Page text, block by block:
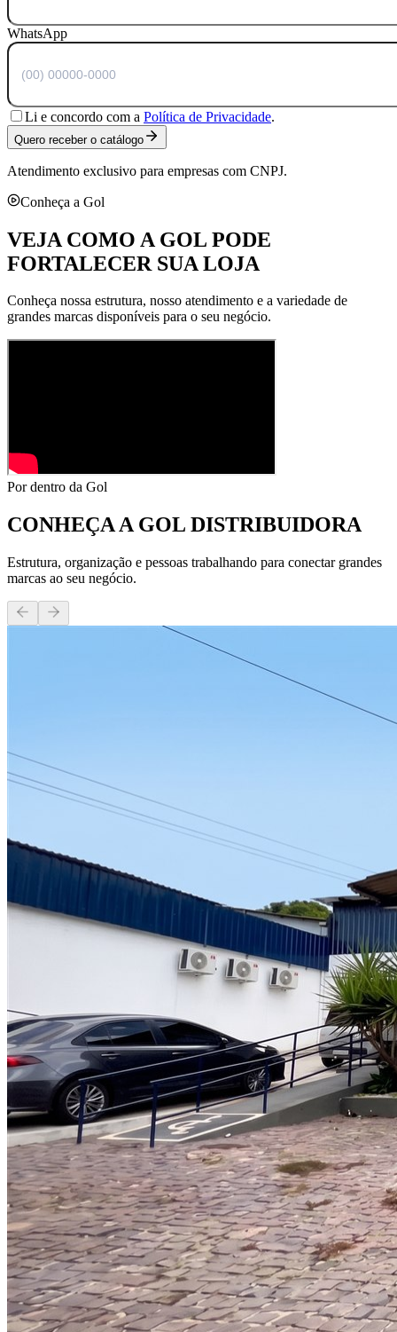
WhatsApp
Li e concordo com a Política de Privacidade.
Quero receber o catálogo
Atendimento exclusivo para empresas com CNPJ.
Conheça a Gol
VEJA COMO A GOL PODE
FORTALECER SUA LOJA
Conheça nossa estrutura, nosso atendimento e a variedade de
grandes marcas disponíveis para o seu negócio.
Por dentro da Gol
CONHEÇA AGOL DISTRIBUIDORA
Estrutura, organização e pessoas trabalhando para conectar grandes
marcas ao seu negócio.